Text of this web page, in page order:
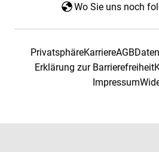
Wo Sie uns noch
PrivatsphäreKarriereAGB
Erklärung zur Barrierefreiheit
Impressum